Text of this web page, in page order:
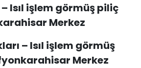
Isıl işlem görmüş piliç
Merkez
– Isıl işlem görmüş
Merkez